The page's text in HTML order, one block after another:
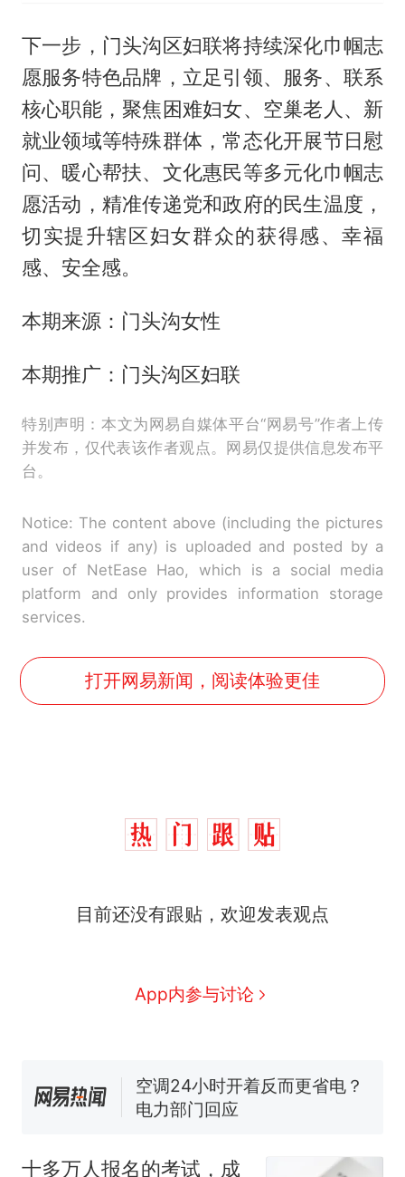
下一步，门头沟区妇联将持续深化巾帼志
愿服务特色品牌，立足引领、服务、联系
核心职能，聚焦困难妇女、空巢老人、新
就业领域等特殊群体，常态化开展节日慰
问、暖心帮扶、文化惠民等多元化巾帼志
愿活动，精准传递党和政府的民生温度，
切实提升辖区妇女群众的获得感、幸福
感、安全感。
本期来源：门头沟女性
本期推广：门头沟区妇联
特别声明：本文为网易自媒体平台“网易号”作者上传
并发布，仅代表该作者观点。网易仅提供信息发布平
台。
Notice: The content above (including the pictures
and videos if any) is uploaded and posted by a
user of NetEase Hao, which is a social media
platform and only provides information storage
services.
打开网易新闻，阅读体验更佳
目前还没有跟贴，欢迎发表观点
App内参与讨论
全部作废，公平么？
国大使骑行绕了几乎整个国境
线一圈，还曾两次到中国寻根
搬家报价570元，搬到楼下交
5060元才肯搬上楼！女子傻眼
空调24小时开着反而更省电？
电力部门回应
试前13名均遭淘汰？教育局：
十多万人报名的考试，成